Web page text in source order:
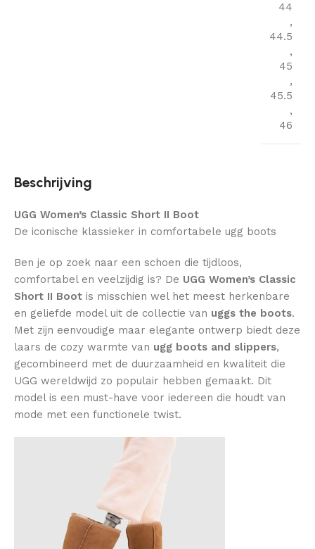
44
,
44.5
,
45
,
45.5
,
46
Beschrijving
UGG Women’s Classic Short II Boot
De iconische klassieker in comfortabele ugg boots
Ben je op zoek naar een schoen die tijdloos,
comfortabel en veelzijdig is? De UGG Women’s Classic
Short II Boot is misschien wel het meest herkenbare
en geliefde model uit de collectie van uggs the boots.
Met zijn eenvoudige maar elegante ontwerp biedt deze
laars de cozy warmte van ugg boots and slippers,
gecombineerd met de duurzaamheid en kwaliteit die
UGG wereldwijd zo populair hebben gemaakt. Dit
model is een must-have voor iedereen die houdt van
mode met een functionele twist.